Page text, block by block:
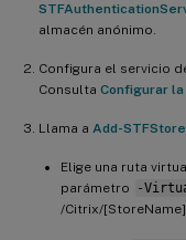
almacén anónimo.
Configura el servicio
Consulta Configurar
Llama a Add-
Elige una ruta
parámetro
-
/Citrix/